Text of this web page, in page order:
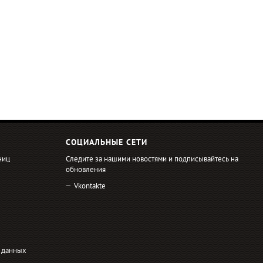
данных
СОЦИАЛЬНЫЕ СЕТИ
Следите за нашими новостями и подписывайтесь на
обновления
Vkontakte